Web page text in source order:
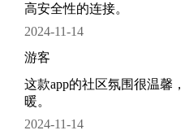
高安全性的连接。
2024-11-14
游客
这款app的社区氛围很温馨
暖。
2024-11-14